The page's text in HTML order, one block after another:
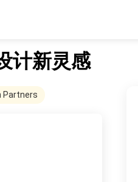
计新灵感
Partners